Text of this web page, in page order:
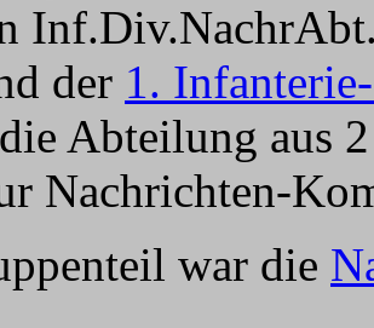
der 1.
Abteilung aus
Nachrichten-
war die